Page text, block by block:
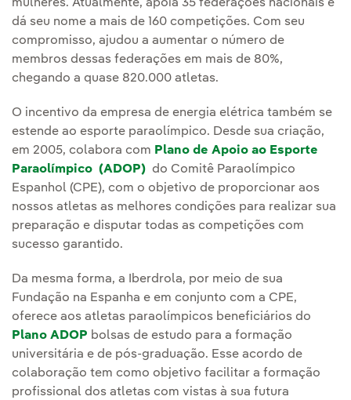
mulheres. Atualmente, apoia 35 federações nacionais e
dá seu nome a mais de 160 competições. Com seu
compromisso, ajudou a aumentar o número de
membros dessas federações em mais de 80%,
chegando a quase 820.000 atletas.
O incentivo da empresa de energia elétrica também se
estende ao esporte paraolímpico. Desde sua criação,
em 2005, colabora com Plano de Apoio ao Esporte
Paraolímpico (ADOP) do Comitê Paraolímpico
Espanhol (CPE), com o objetivo de proporcionar aos
nossos atletas as melhores condições para realizar sua
preparação e disputar todas as competições com
sucesso garantido.
Da mesma forma, a Iberdrola, por meio de sua
Fundação na Espanha e em conjunto com a CPE,
oferece aos atletas paraolímpicos beneficiários do
Plano ADOP bolsas de estudo para a formação
universitária e de pós-graduação. Esse acordo de
colaboração tem como objetivo facilitar a formação
profissional dos atletas com vistas à sua futura